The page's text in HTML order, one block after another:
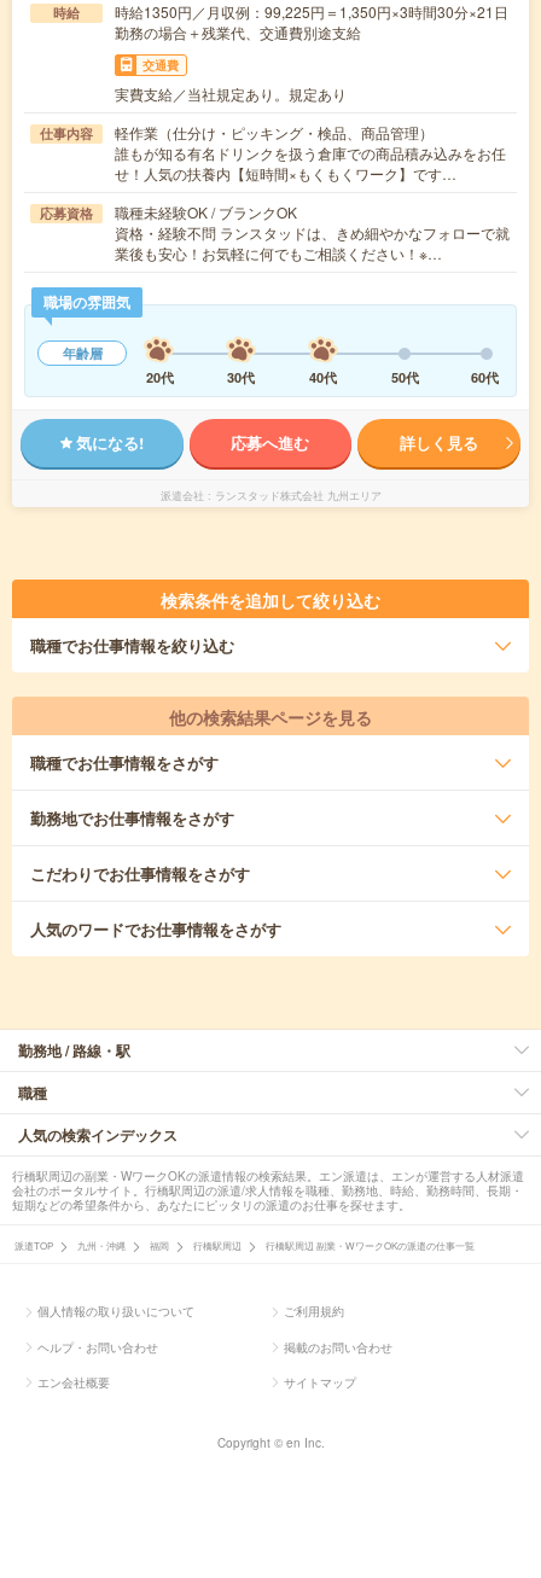
時給
時給1350円／月収例：99,225円＝1,350円×3時間30分×21日
勤務の場合＋残業代、交通費別途支給
交通費
実費支給／当社規定あり。規定あり
仕事内容
軽作業（仕分け・ピッキング・検品、商品管理）
誰もが知る有名ドリンクを扱う倉庫での商品積み込みをお任
せ！人気の扶養内【短時間×もくもくワーク】です…
応募資格
職種未経験OK / ブランクOK
資格・経験不問 ランスタッドは、きめ細やかなフォローで就
業後も安心！お気軽に何でもご相談ください！※…
職場の雰囲気
年齢層
20代
30代 40代 50代 60代
気になる! 応募へ進む 詳しく見る
派遣会社 ランスタッド株式会社 九州エリア
検索条件を追加して絞り込む
職種でお仕事情報を絞り込む
他の検索結果ページを見る
職種でお仕事情報をさがす
勤務地でお仕事情報をさがす
こだわりでお仕事情報をさがす
人気のワードでお仕事情報をさがす
勤務地 / 路線・駅
職種
人気の検索インデックス
行橋駅周辺の副業・WワークOKの派遣情報の検索結果。エン派遣は、エンが運営する人材派遣
会社のポータルサイト。行橋駅周辺の派遣/求人情報を職種、勤務地、時給、勤務時間、長期・
短期などの希望条件から、あなたにピッタリの派遣のお仕事を探せます。
派遣TOP 九州・沖縄 福岡 行橋駅周辺 行橋駅周辺 副業・WワークOKの派遣の仕事一覧
個人情報の取り扱いについて ご利用規約
ヘルプ・お問い合わせ 掲載のお問い合わせ
エン会社概要 サイトマップ
Copyright © en Inc.